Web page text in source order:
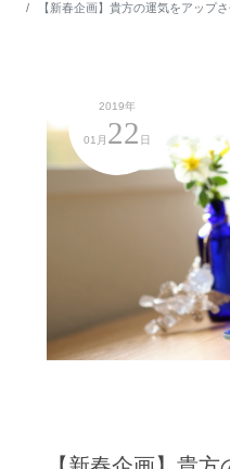
【新春企画】貴方の運気をアップ
2019年
01月 22 日